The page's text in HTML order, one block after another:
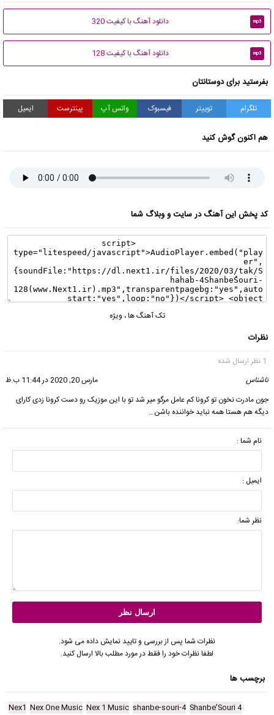
mp3 دانلود آهنگ با کیفیت 320
mp3 دانلود آهنگ با کیفیت 128
بفرستید برای دوستانتان
تلگرام توییتر فیسبوک واتس آپ پینترست ایمیل
هم اکنون گوش کنید
کد پخش این آهنگ در سایت و وبلاگ شما
تک آهنگ ها، ویژه
نظرات
1 نظر ارسال شده
ناشناس
مارس 20, 2020 در 11:44 ب.ظ
جون مادرت نخون تو کرونا کم عامل مرگو میر شد تو با این موزیک رو دست کرونا زدی کارای
دیگه هم هستا همه نباید خواننده باشن…
نام شما :
ایمیل :
نظر شما:
نظرات شما پس از بررسی و تایید نمایش داده می شود.
لطفا نظرات خود را فقط در مورد مطلب بالا ارسال کنید.
برچسب ها
4 Shanbe ُSouri 4-shanbe-souri
Nex 1 Music
Nex One Music
Nex1